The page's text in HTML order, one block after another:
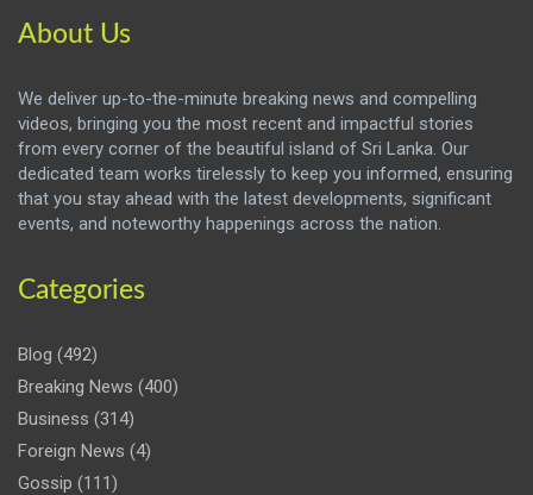
About Us
We deliver up-to-the-minute breaking news and compelling
videos, bringing you the most recent and impactful stories
from every corner of the beautiful island of Sri Lanka. Our
dedicated team works tirelessly to keep you informed, ensuring
that you stay ahead with the latest developments, significant
events, and noteworthy happenings across the nation.
Categories
Blog (492)
Breaking News (400)
Business (314)
Foreign News (4)
Gossip (111)